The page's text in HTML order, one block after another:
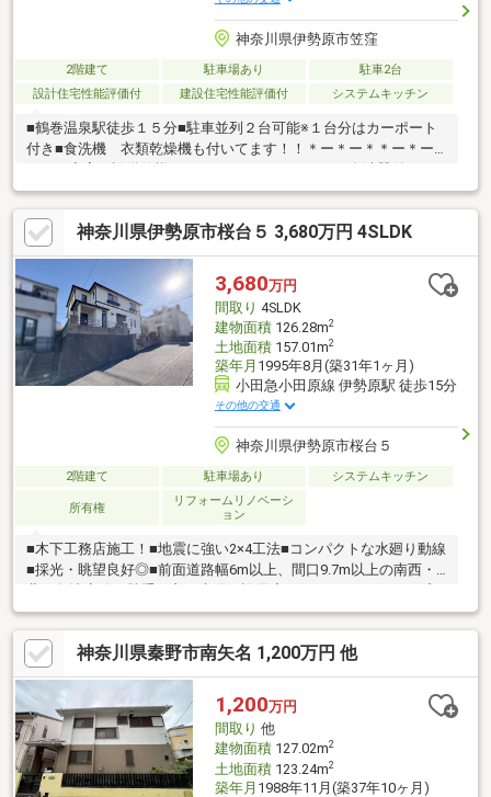
神奈川県伊勢原市笠窪
2階建て 駐車場あり
駐車2台
設計住宅性能評価付
建設住宅性能評価付 システムキッチン
■鶴巻温泉駅徒歩１５分■駐車並列２台可能※１台分はカーポート
付き■食洗機 衣類乾燥機も付いてます！！＊ー＊ー＊＊ー＊ー
衣類乾燥機付き・浴室乾燥機・シャワートイレ・ペアガラス・２
４時間換気システム・ＴＶモニターインターホン・床下収納＊ー
＊ー＊＊ー＊ー＊スマイルホームはＬＩＮＥで質問・予約可能！
【各ご家庭に合わせた住宅ローンをご提案します】
神奈川県伊勢原市桜台５ 3,680万円 4SLDK
3,680万円
間取り 4SLDK
建物面積126.28m2
土地面積157.01m2
築年月 1995年8月(築31年1ヶ月)
小田急小田原線 伊勢原駅 徒歩15分
その他の交通
神奈川県伊勢原市桜台５
2階建て 駐車場あり システムキッチン
所有権
リフォームリノベーシ
ョン
■木下工務店施工！■地震に強い2×4工法■コンパクトな水廻り動線
■採光・眺望良好◎■前面道路幅6m以上、間口9.7m以上の南西・
(食洗機付き)・浴室:リクシル・洗面所:リクシルのルミナス・1階
トイレ:タンクレス・自動開閉・自動洗浄機能付き◆リフォーム内
容◆【2017年3月】・水廻り:キッチン、洗面所、トイレ、浴室交
換・内装:フローリング交換、1階・2階壁クロス交換、ふすま交
換、二重窓に変更【2021年1月】・EV充電用機器(200V・3kva)設
置 ◆周辺環境◆・いせはらcomaまで徒歩14分
神奈川県秦野市南矢名 1,200万円 他
1,200万円
間取り 他
建物面積127.02m2
土地面積123.24m2
築年月 1988年11月(築37年10ヶ月)